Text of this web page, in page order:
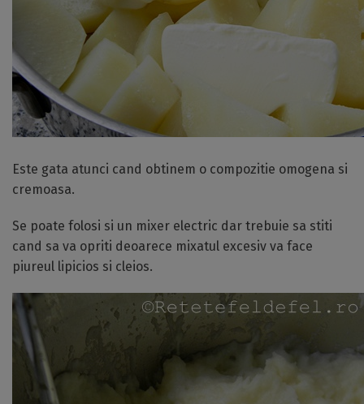
Este gata atunci cand obtinem o compozitie omogena si
cremoasa.
Se poate folosi si un mixer electric dar trebuie sa stiti
cand sa va opriti deoarece mixatul excesiv va face
piureul lipicios si cleios.